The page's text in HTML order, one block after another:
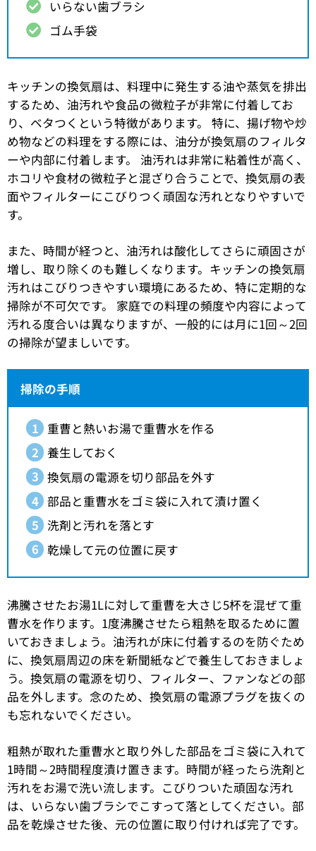
いらない歯ブラシ
ゴム手袋
キッチンの換気扇は、料理中に発生する油や蒸気を排出
するため、油汚れや食品の微粒子が非常に付着してお
り、ベタつくという特徴があります。 特に、揚げ物や炒
め物などの料理をする際には、油分が換気扇のフィルタ
ーや内部に付着します。 油汚れは非常に粘着性が高く、
ホコリや食材の微粒子と混ざり合うことで、換気扇の表
面やフィルターにこびりつく頑固な汚れとなりやすいで
す。
また、時間が経つと、油汚れは酸化してさらに頑固さが
増し、取り除くのも難しくなります。キッチンの換気扇
汚れはこびりつきやすい環境にあるため、特に定期的な
掃除が不可欠です。 家庭での料理の頻度や内容によって
汚れる度合いは異なりますが、一般的には月に1回～2回
の掃除が望ましいです。
掃除の手順
重曹と熱いお湯で重曹水を作る
養生しておく
換気扇の電源を切り部品を外す
部品と重曹水をゴミ袋に入れて漬け置く
洗剤と汚れを落とす
乾燥して元の位置に戻す
沸騰させたお湯1Lに対して重曹を大さじ5杯を混ぜて重
曹水を作ります。1度沸騰させたら粗熱を取るために置
いておきましょう。油汚れが床に付着するのを防ぐため
に、換気扇周辺の床を新聞紙などで養生しておきましょ
う。換気扇の電源を切り、フィルター、ファンなどの部
品を外します。念のため、換気扇の電源プラグを抜くの
も忘れないでください。
粗熱が取れた重曹水と取り外した部品をゴミ袋に入れて
1時間～2時間程度漬け置きます。時間が経ったら洗剤と
汚れをお湯で洗い流します。こびりついた頑固な汚れ
は、いらない歯ブラシでこすって落としてください。部
品を乾燥させた後、元の位置に取り付ければ完了です。